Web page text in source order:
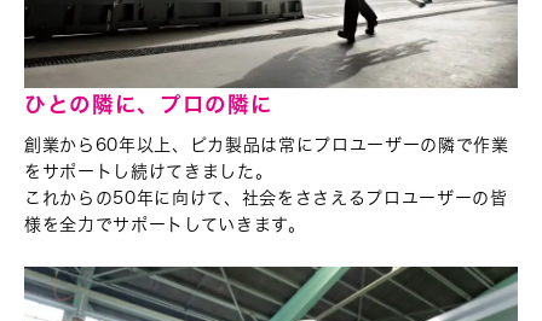
ひとの隣に、プロの隣に
創業から60年以上、ピカ製品は常にプロユーザーの隣で作業
をサポートし続けてきました。
これからの50年に向けて、社会をささえるプロユーザーの皆
様を全力でサポートしていきます。